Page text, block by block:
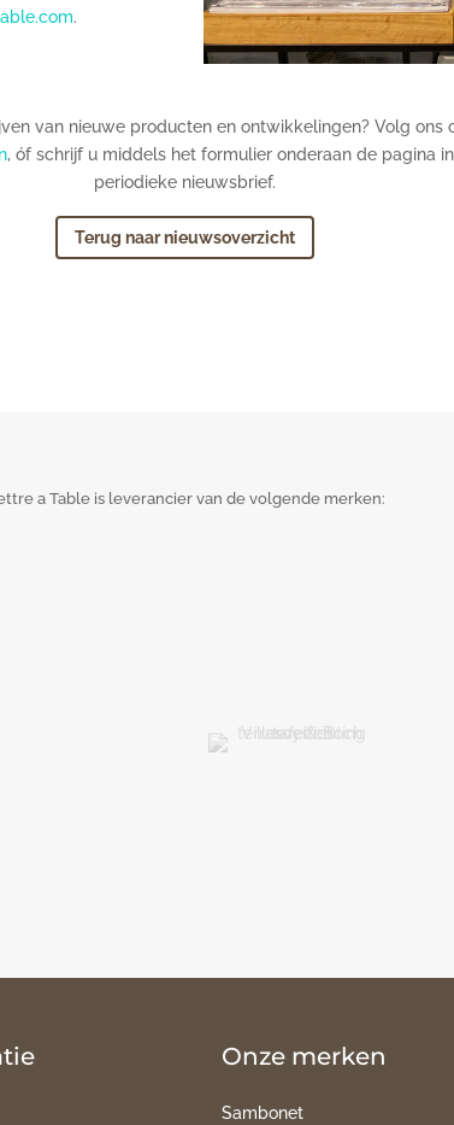
.
van nieuwe producten en ontwikkelingen? Volg ons
, óf schrijf u middels het formulier onderaan de pagina
periodieke nieuwsbrief.
Terug naar nieuwsoverzicht
a Table is leverancier van de volgende merken:
Onze merken
Sambonet